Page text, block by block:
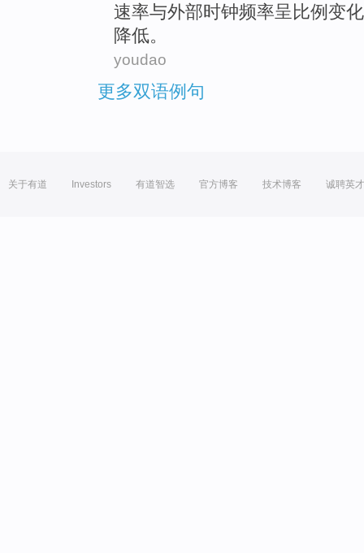
速率与外部时钟频率呈比例变
降低。
youdao
更多双语例句
关于有道 Investors 有道智选 官方博客 技术博客 诚聘英才